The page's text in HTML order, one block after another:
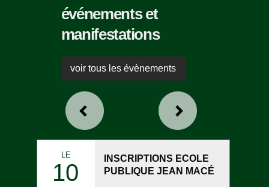
événements et
manifestations
voir tous les évènements
LE
10
INSCRIPTIONS ECOLE
PUBLIQUE JEAN MACÉ